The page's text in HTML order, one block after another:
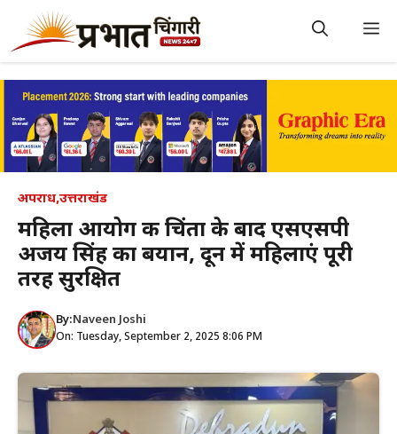
content
अपराध,उत्तराखंड
महिला आयोग की चिंता के बाद एसएसपी
अजय सिंह का बयान, दून में महिलाएं पूरी
तरह सुरक्षित
By:Naveen Joshi
On: Tuesday, September 2, 2025 8:06 PM